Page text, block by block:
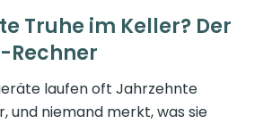
Truhe im Keller? Der
laufen oft Jahrzehnte
und niemand merkt, was sie